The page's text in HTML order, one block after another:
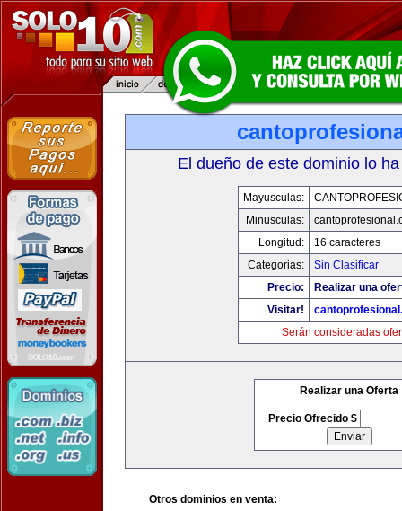
El dueño de este dominio lo
Mayusculas:
Minusculas:
Longitud:
16 caracteres
Categorias:
Sin Clasificar
Precio:
Realizar una
Visitar!
Serán consideradas
Realizar una Oferta
Precio Ofrecido $
Otros dominios en venta: